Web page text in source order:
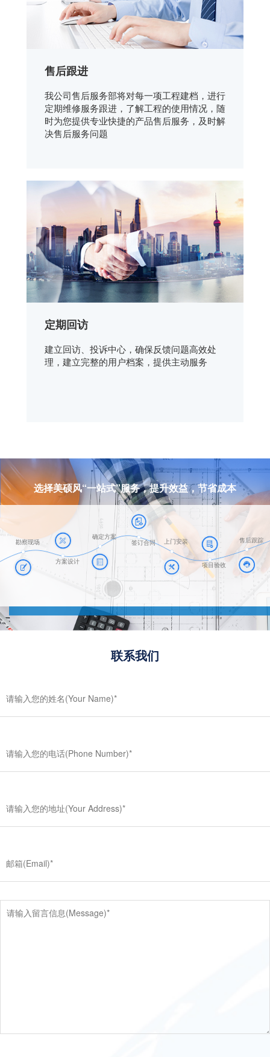
售后跟进
我公司售后服务部将对每一项工程建档，进行
定期维修服务跟进，了解工程的使用情况，随
时为您提供专业快捷的产品售后服务，及时解
决售后服务问题
定期回访
建立回访、投诉中心，确保反馈问题高效处
理，建立完整的用户档案，提供主动服务
选择美硕风“一站式”服务，提升效益，节省成本
勘察现场
方案设计
确定方案
签订合同
上门安装
项目验收
售后跟踪
联系我们